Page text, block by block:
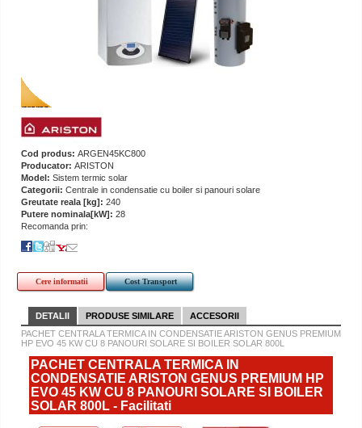
Cod produs: ARGEN45KC800
Producator: ARISTON
Model: Sistem termic solar
Categorii: Centrale in condensatie cu boiler si panouri solare
Greutate reala [kg]: 240
Putere nominala[kW]: 28
Recomanda prin:
Cere informatii Cost Transport
DETALII PRODUSE SIMILARE
ACCESORII
PACHET CENTRALA TERMICA IN CONDENSATIE ARISTON GENUS PREMIUM
HP EVO 45 KW CU 8 PANOURI SOLARE SI BOILER SOLAR 800L
PACHET CENTRALA TERMICA IN
CONDENSATIE ARISTON GENUS PREMIUM HP
EVO 45 KW CU 8 PANOURI SOLARE SI BOILER
SOLAR 800L - Facilitati